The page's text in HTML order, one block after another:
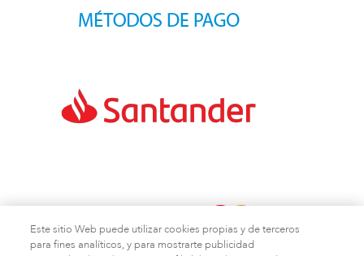
Este sitio Web puede utilizar cookies propias y de terceros
para fines analíticos, y para mostrarte publicidad